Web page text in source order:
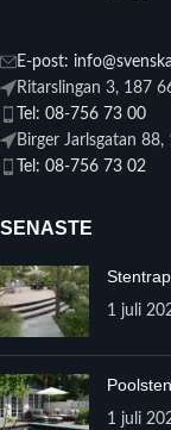
E-post:
Ritarslingan 3, 187
Tel: 08-756 73 00
Birger Jarlsgatan
Tel: 08-756 73 02
SENASTE
1 juli
1 juli